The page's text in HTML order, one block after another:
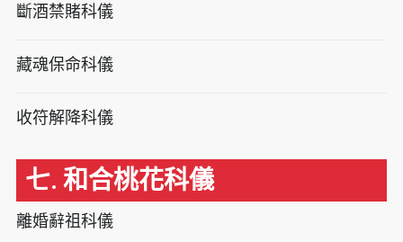
斷酒禁賭科儀
藏魂保命科儀
收符解降科儀
七. 和合桃花科儀
離婚辭祖科儀